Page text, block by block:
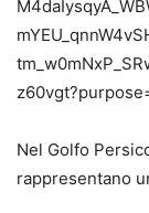
Nel Golfo
rappresentano